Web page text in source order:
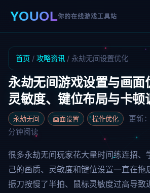
YOUOL你的在线游戏工具站
首页 / 攻略资讯 / 永劫无间设置优化
永劫无间游戏设置与画面
灵敏度、键位布局与卡顿
永劫无间 画面设置 操作优化
更新
分钟阅读
很多永劫无间玩家花大量时间练连招、
己的画质、灵敏度和键位设置一直在拖
振刀按慢了半拍、鼠标灵敏度过高导致